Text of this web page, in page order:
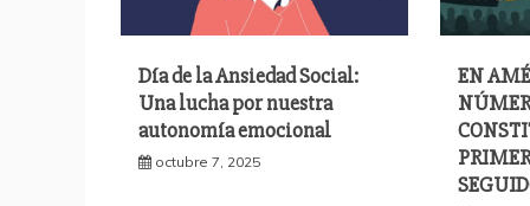
Día de la Ansiedad Social:
Una lucha por nuestra
autonomía emocional
octubre 7, 2025
EN